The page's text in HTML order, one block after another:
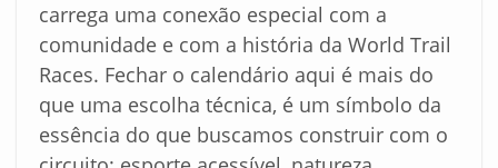
carrega uma conexão especial com a
comunidade e com a história da World Trail
Races. Fechar o calendário aqui é mais do
que uma escolha técnica, é um símbolo da
essência do que buscamos construir com o